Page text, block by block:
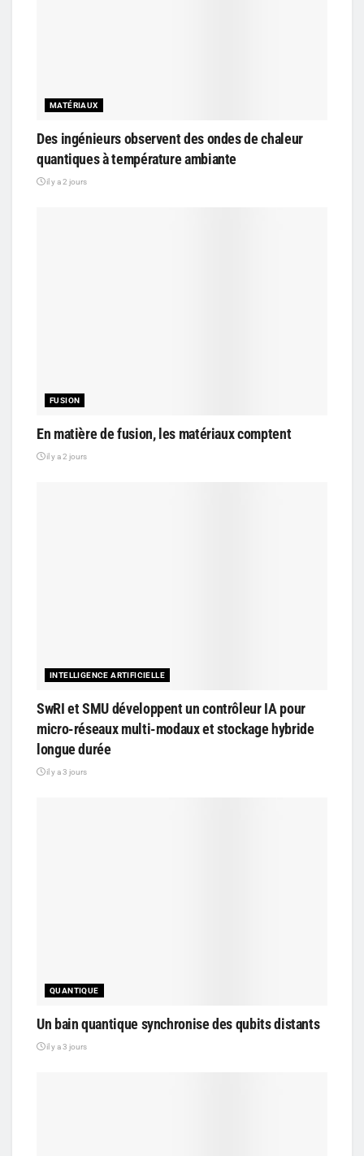
MATÉRIAUX
Des ingénieurs observent des ondes de chaleur
quantiques à température ambiante
il y a 2 jours
FUSION
En matière de fusion, les matériaux comptent
il y a 2 jours
INTELLIGENCE ARTIFICIELLE
SwRI et SMU développent un contrôleur IA pour
micro-réseaux multi-modaux et stockage hybride
longue durée
il y a 3 jours
QUANTIQUE
Un bain quantique synchronise des qubits distants
il y a 3 jours